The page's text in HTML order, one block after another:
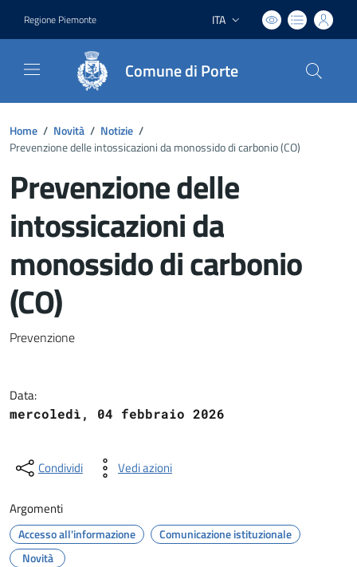
Regione Piemonte Lingua attiva:
ITA
Comune di Porte
Home / Novità / Notizie /
Prevenzione delle intossicazioni da monossido di carbonio (CO)
Prevenzione delle
intossicazioni da
monossido di carbonio
(CO)
Dettagli del documento
Prevenzione
Data:
mercoledì, 04 febbraio 2026
Condividi Vedi azioni
Argomenti
Accesso all'informazione
Comunicazione istituzionale
Novità